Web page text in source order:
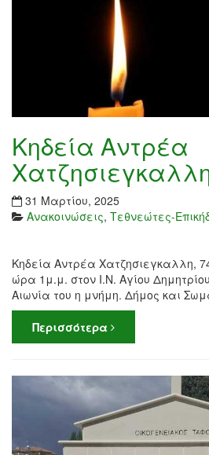
Κηδεία Αντρέα
31 Μαρτίου, 2025
Ανακοινώσεις, Τεθνεώτες-
Κηδεία Αντρέα Χατζησιεγκαλλη,
ώρα 1μ.μ. στον Ι.Ν. Αγίου
Αιωνία του η μνήμη. Δήμος και
Περισσότερα